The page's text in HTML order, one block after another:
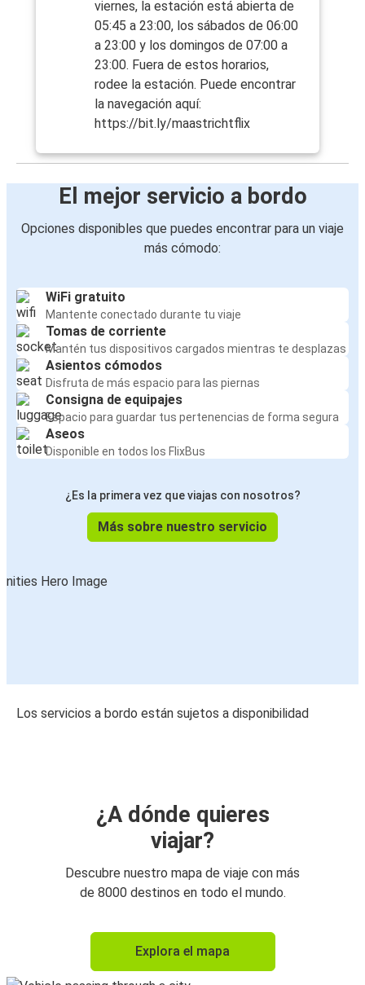
viernes, la estación está abierta de
05:45 a 23:00, los sábados de 06:00
a 23:00 y los domingos de 07:00 a
23:00. Fuera de estos horarios,
rodee la estación. Puede encontrar
la navegación aquí:
https://bit.ly/maastrichtflix
El mejor servicio a bordo
Opciones disponibles que puedes encontrar para un viaje
más cómodo:
WiFi gratuito
Mantente conectado durante tu viaje
Tomas de corriente
Mantén tus dispositivos cargados mientras te desplazas
Asientos cómodos
Disfruta de más espacio para las piernas
Consigna de equipajes
Espacio para guardar tus pertenencias de forma segura
Aseos
Disponible en todos los FlixBus
¿Es la primera vez que viajas con nosotros?
Más sobre nuestro servicio
Los servicios a bordo están sujetos a disponibilidad
¿A dónde quieres
viajar?
Descubre nuestro mapa de viaje con más
de 8000 destinos en todo el mundo.
Explora el mapa